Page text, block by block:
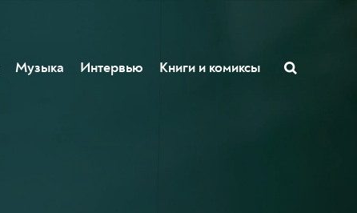
Музыка Интервью Книги и комиксы